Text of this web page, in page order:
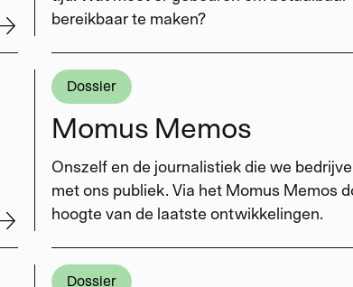
bereikbaar te maken?
Dossier
Momus Memos
Onszelf en de journalistiek die we
met ons publiek. Via het Momus Memos
hoogte van de laatste ontwikkelingen.
Dossier